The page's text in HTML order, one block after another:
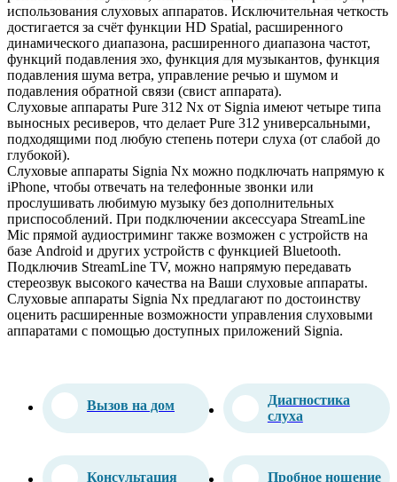
использования слуховых аппаратов. Исключительная четкость
достигается за счёт функции HD Spatial, расширенного
динамического диапазона, расширенного диапазона частот,
функций подавления эхо, функция для музыкантов, функция
подавления шума ветра, управление речью и шумом и
подавления обратной связи (свист аппарата).
Слуховые аппараты Pure 312 Nx от Signia имеют четыре типа
выносных ресиверов, что делает Pure 312 универсальными,
подходящими под любую степень потери слуха (от слабой до
глубокой).
Слуховые аппараты Signia Nx можно подключать напрямую к
iPhone, чтобы отвечать на телефонные звонки или
прослушивать любимую музыку без дополнительных
приспособлений. При подключении аксессуара StreamLine
Mic прямой аудиостриминг также возможен с устройств на
базе Android и других устройств с функцией Bluetooth.
Подключив StreamLine TV, можно напрямую передавать
стереозвук высокого качества на Ваши слуховые аппараты.
Слуховые аппараты Signia Nx предлагают по достоинству
оценить расширенные возможности управления слуховыми
аппаратами с помощью доступных приложений Signia.
Вызов на дом
Диагностика
слуха
Консультация Пробное ношение